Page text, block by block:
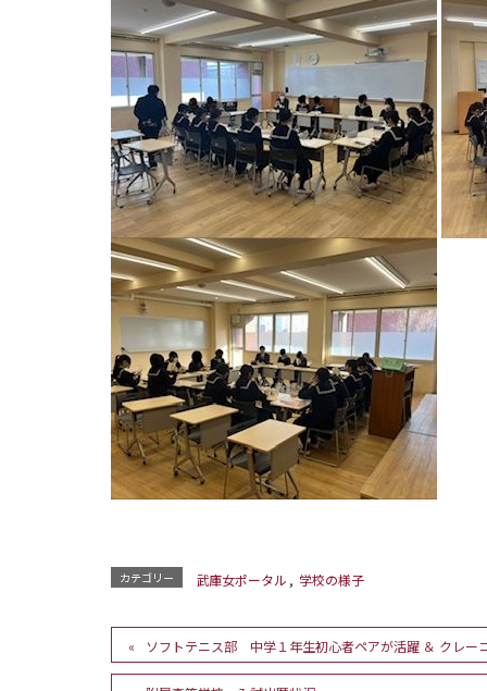
カテゴリー 武庫女ポータル , 学校の様子
ソフトテニス部 中学１年生初心者ペアが活躍 ＆ クレー